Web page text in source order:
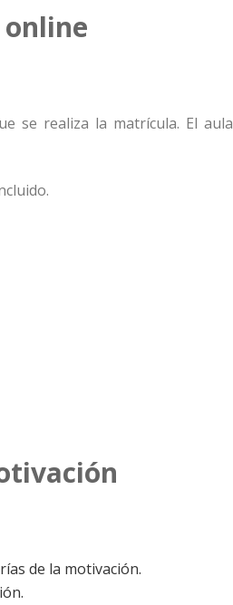
se realiza la matrícula. El aula
de la motivación.